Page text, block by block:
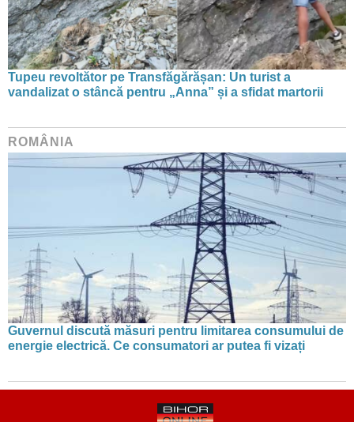
Tupeu revoltător pe Transfăgărășan: Un turist a
vandalizat o stâncă pentru „Anna” și a sfidat martorii
ROMÂNIA
Guvernul discută măsuri pentru limitarea consumului de
energie electrică. Ce consumatori ar putea fi vizați